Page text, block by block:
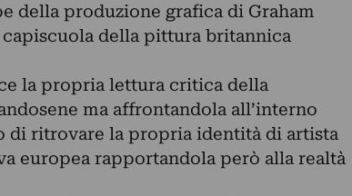
della produzione grafica di Graham
della pittura britannica
la propria lettura critica della
ma affrontandola all’interno
di ritrovare la propria identità di artista
europea rapportandola però alla realtà